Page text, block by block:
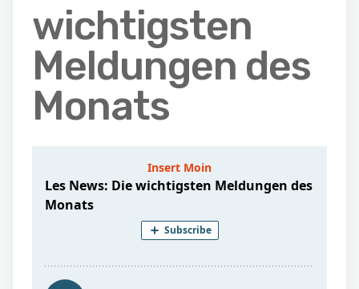
wichtigsten
Meldungen des
Monats